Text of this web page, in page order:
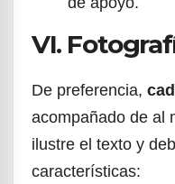
VI.
De preferencia,
acompañado de al
ilustre el texto y
características: